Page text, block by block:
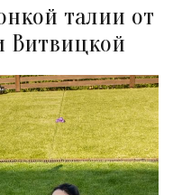
талии от
Витвицкой